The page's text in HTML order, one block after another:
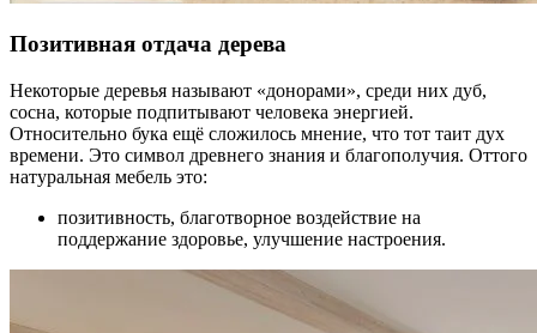
Позитивная отдача дерева
Некоторые деревья называют «донорами», среди них дуб,
сосна, которые подпитывают человека энергией.
Относительно бука ещё сложилось мнение, что тот таит дух
времени. Это символ древнего знания и благополучия. Оттого
натуральная мебель это:
позитивность, благотворное воздействие на
поддержание здоровье, улучшение настроения.